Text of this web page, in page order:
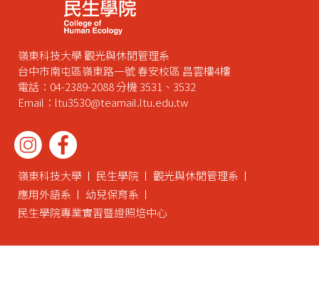
嶺東科技大學 觀光與休閒管理系
台中市南屯區嶺東路一號 春安校區 昌雲樓4樓
電話：04-2389-2088 分機 3531、3532
Email：ltu3530@teamail.ltu.edu.tw
嶺東科技大學 民生學院
觀光與休閒管理系
應用外語系
幼兒保育系
民生學院專業實習暨證照培中心